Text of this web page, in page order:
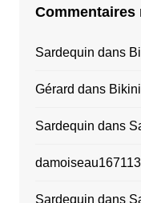
Commentaires
Sardequin dans
Gérard dans
Sardequin dans
Sardequin dans